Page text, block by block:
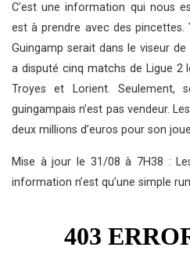
C’est une information qui nous
est à prendre avec des pincettes.
Guingamp serait dans le viseur
a disputé cinq matchs de Ligue 2
Troyes et Lorient. Seulement,
guingampais n’est pas vendeur.
deux millions d’euros pour son
Mise à jour le 31/08 à 7H38 :
information n’est qu’une simple